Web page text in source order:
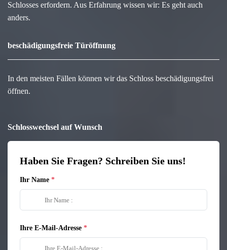
Schlosses erfordern. Aus Erfahrung wissen wir: Es geht auch
anders.
beschädigungsfreie Türöffnung
In den meisten Fällen können wir das Schloss beschädigungsfrei
öffnen.
Schlosswechsel auf Wunsch
Haben Sie Fragen? Schreiben Sie uns!
Ihr Name
Ihre E-Mail-Adresse